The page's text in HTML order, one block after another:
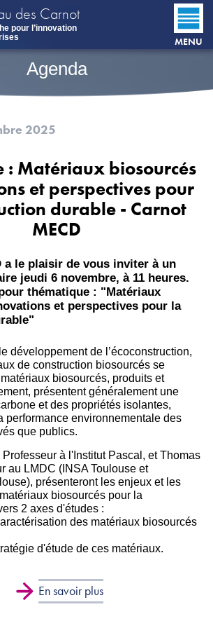
des Carnot
pour l’innovation
MENU
Agenda
2025
: Matériaux biosourcés
et perspectives pour
durable - Carnot
MECD
a le plaisir de vous inviter à un
jeudi 6 novembre, à 11 heures.
thématique : "Matériaux
et perspectives pour la
développement de l’écoconstruction,
de construction biosourcés se
biosourcés, produits et
présentent généralement une
et des propriétés isolantes,
performance environnementale des
que publics.
Professeur à l'Institut Pascal, et Thomas
au LMDC (INSA Toulouse et
présenteront les enjeux et les
biosourcés pour la
2 axes d'études :
des matériaux biosourcés
d'étude de ces matériaux.
En savoir plus